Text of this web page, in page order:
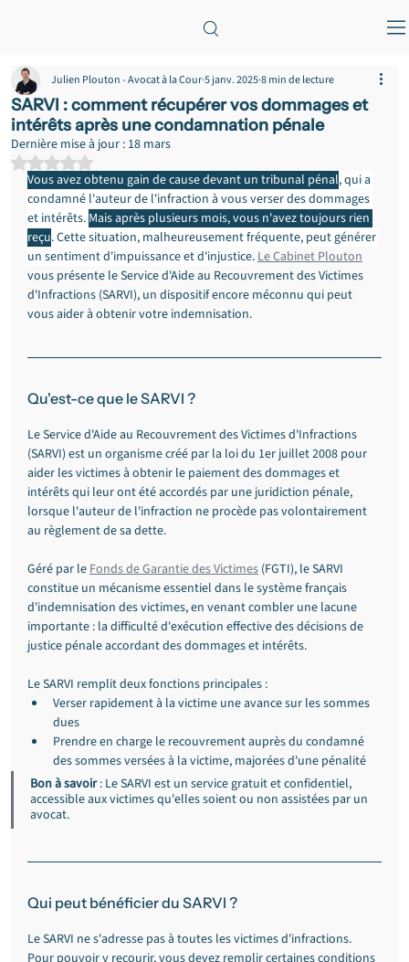
SARVI : comment récupérer vos dommages et
intérêts après une condamnation pénale
Julien Plouton - Avocat à la Cour5 janv. 20258 min de lecture
Dernière mise à jour : 18 mars
Noté NaN étoiles sur 5.
Vous avez obtenu gain de cause devant un tribunal pénal, qui a
condamné l'auteur de l'infraction à vous verser des dommages
et intérêts. Mais après plusieurs mois, vous n'avez toujours rien
reçu. Cette situation, malheureusement fréquente, peut générer
un sentiment d'impuissance et d'injustice. Le Cabinet Plouton
vous présente le Service d'Aide au Recouvrement des Victimes
d'Infractions (SARVI), un dispositif encore méconnu qui peut
vous aider à obtenir votre indemnisation.
Qu'est-ce que le SARVI ?
Le Service d'Aide au Recouvrement des Victimes d'Infractions
(SARVI) est un organisme créé par la loi du 1er juillet 2008 pour
aider les victimes à obtenir le paiement des dommages et
intérêts qui leur ont été accordés par une juridiction pénale,
lorsque l'auteur de l'infraction ne procède pas volontairement
au règlement de sa dette.
Géré par le Fonds de Garantie des Victimes (FGTI), le SARVI
constitue un mécanisme essentiel dans le système français
d'indemnisation des victimes, en venant combler une lacune
importante : la difficulté d'exécution effective des décisions de
justice pénale accordant des dommages et intérêts.
Le SARVI remplit deux fonctions principales :
Verser rapidement à la victime une avance sur les sommes
dues
Prendre en charge le recouvrement auprès du condamné
des sommes versées à la victime, majorées d'une pénalité
Bon à savoir : Le SARVI est un service gratuit et confidentiel,
accessible aux victimes qu'elles soient ou non assistées par un
avocat.
Qui peut bénéficier du SARVI ?
Le SARVI ne s'adresse pas à toutes les victimes d'infractions.
Pour pouvoir y recourir, vous devez remplir certaines conditions